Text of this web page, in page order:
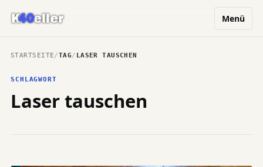
Menü
STARTSEITE/TAG/ LASER TAUSCHEN
SCHLAGWORT
Laser tauschen